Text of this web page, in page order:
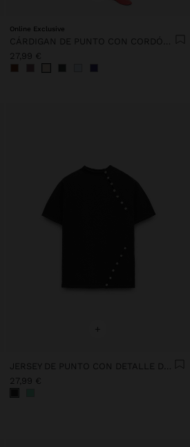
Online Exclusive
CÁRDIGAN DE PUNTO CON CORDÓN AJUSTABLE
27,99 €
+
27,99 €